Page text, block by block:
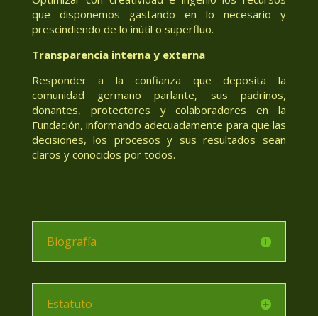
que disponemos gastando en lo necesario y
prescindiendo de lo inútil o superfluo.
Transparencia interna y externa
Responder a la confianza que deposita la
comunidad germano parlante, sus padrinos,
donantes, protectores y colaboradores en la
Fundación, informando adecuadamente para que las
decisiones, los procesos y sus resultados sean
claros y conocidos por todos.
Biografía
Estatuto